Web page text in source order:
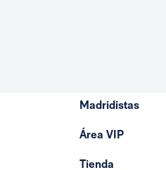
Madridistas
Área VIP
Tienda